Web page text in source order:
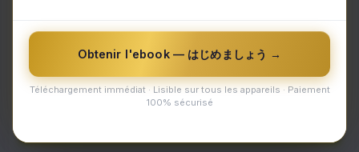
Obtenir l'ebook — はじめましょう →
Téléchargement immédiat · Lisible sur tous les appareils · Paiement
100% sécurisé